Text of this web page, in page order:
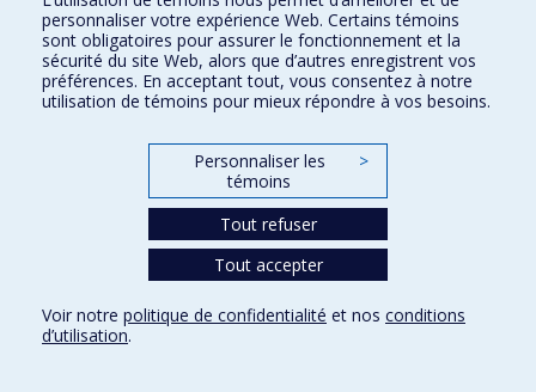
NADEAU Daniel
Manu
PERREAULT-LEVASSEUR Laurence
personnaliser votre expérience Web. Certains témoins
sont obligatoires pour assurer le fonctionnement et la
sécurité du site Web, alors que d’autres enregistrent vos
préférences. En acceptant tout, vous consentez à notre
utilisation de témoins pour mieux répondre à vos besoins.
Personnaliser les
témoins
>
Tout refuser
Tout accepter
Voir notre politique de confidentialité et nos conditions
d’utilisation.